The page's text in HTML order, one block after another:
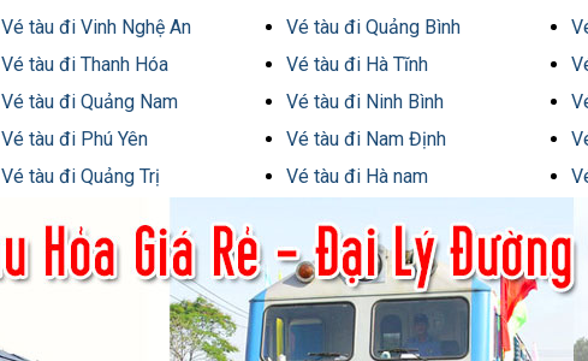
Vé tàu đi Vinh Nghệ An
Vé tàu đi Thanh Hóa
Vé tàu đi Quảng Nam
Vé tàu đi Phú Yên
Vé tàu đi Quảng Trị
Vé tàu đi Quảng Bình
Vé tàu đi Hà Tĩnh
Vé tàu đi Ninh Bình
Vé tàu đi Nam Định
Vé tàu đi Hà nam